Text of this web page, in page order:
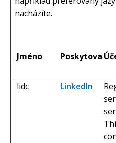
nacházíte.
Jméno Poskytovatel
lidc
LinkedIn